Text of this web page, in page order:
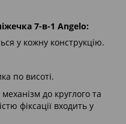
7-в-1 Angelo:
у кожну конструкцію.
по висоті.
до круглого та
фіксації входить у